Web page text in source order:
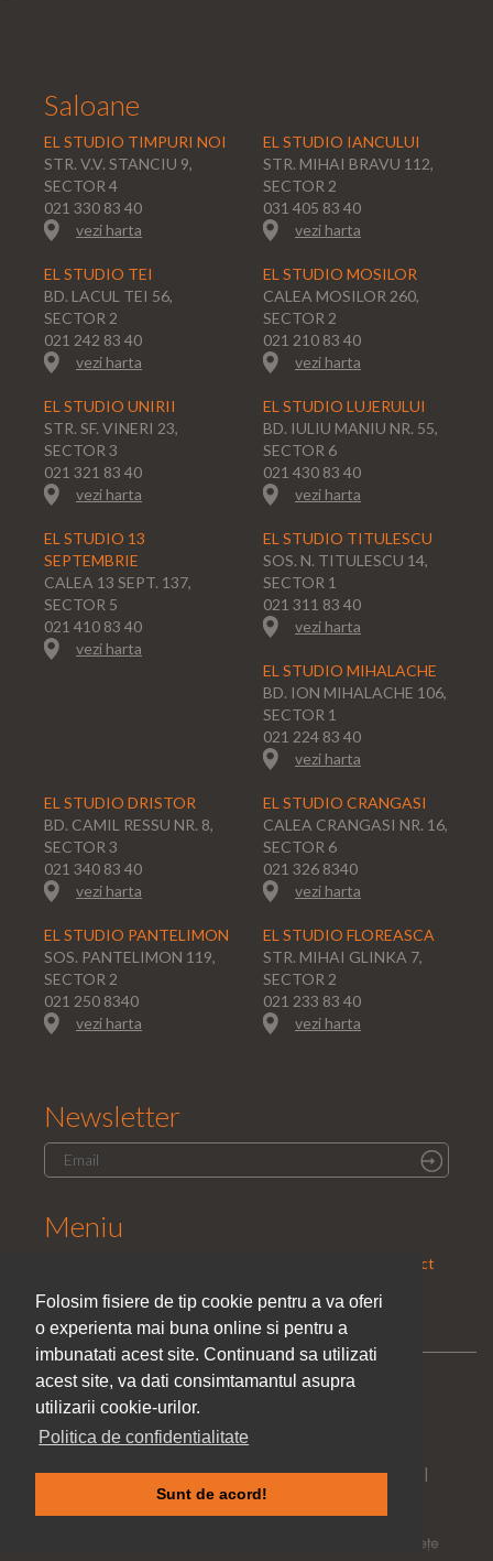
Folosim fisiere de tip cookie pentru a va oferi
o experienta mai buna online si pentru a
imbunatati acest site. Continuand sa utilizati
acest site, va dati consimtamantul asupra
utilizarii cookie-urilor.
Politica de confidentialitate
Sunt de acord!
Saloane
EL STUDIO TIMPURI NOI
STR. V.V. STANCIU 9,
SECTOR 4
021 330 83 40
vezi harta
EL STUDIO IANCULUI
STR. MIHAI BRAVU 112,
SECTOR 2
031 405 83 40
vezi harta
EL STUDIO TEI
BD. LACUL TEI 56,
SECTOR 2
021 242 83 40
vezi harta
EL STUDIO MOSILOR
CALEA MOSILOR 260,
SECTOR 2
021 210 83 40
vezi harta
EL STUDIO UNIRII
STR. SF. VINERI 23,
SECTOR 3
021 321 83 40
vezi harta
EL STUDIO LUJERULUI
BD. IULIU MANIU NR. 55,
SECTOR 6
021 430 83 40
vezi harta
EL STUDIO 13
SEPTEMBRIE
CALEA 13 SEPT. 137,
SECTOR 5
021 410 83 40
vezi harta
EL STUDIO TITULESCU
SOS. N. TITULESCU 14,
SECTOR 1
021 311 83 40
vezi harta
EL STUDIO MIHALACHE
BD. ION MIHALACHE 106,
SECTOR 1
021 224 83 40
vezi harta
EL STUDIO DRISTOR
BD. CAMIL RESSU NR. 8,
SECTOR 3
021 340 83 40
vezi harta
EL STUDIO CRANGASI
CALEA CRANGASI NR. 16,
SECTOR 6
021 326 8340
vezi harta
EL STUDIO PANTELIMON
SOS. PANTELIMON 119,
SECTOR 2
021 250 8340
vezi harta
EL STUDIO FLOREASCA
STR. MIHAI GLINKA 7,
SECTOR 2
021 233 83 40
vezi harta
Newsletter
Meniu
Contact
Toate drepturile rezervate © El Studio Style 2005 - 2026 |